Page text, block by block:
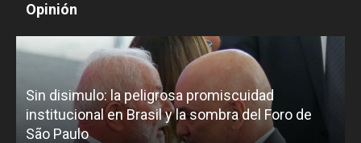
Opinión
Sin disimulo: la peligrosa promiscuidad
institucional en Brasil y la sombra del Foro de
São Paulo